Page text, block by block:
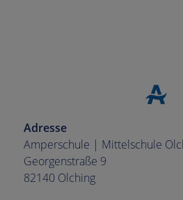
Adresse
Amperschule | Mittelschule
Georgenstraße 9
82140 Olching